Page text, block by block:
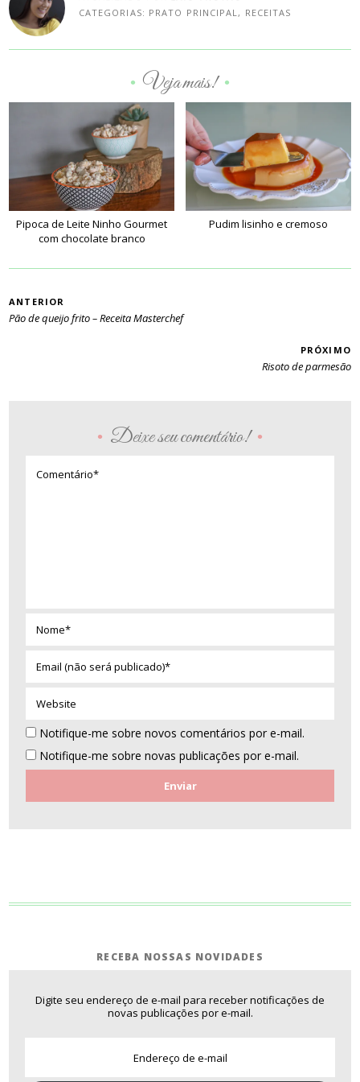
CATEGORIAS: PRATO PRINCIPAL , RECEITAS
• Veja mais! •
Pipoca de Leite Ninho Gourmet
com chocolate branco
Pudim lisinho e cremoso
PAGINAÇÃO
ANTERIOR
Pão de queijo frito – Receita Masterchef
PRÓXIMO
Risoto de parmesão
• Deixe seu comentário! •
(não
publicado)*
Notifique-me sobre novos comentários por e-mail.
Notifique-me sobre novas publicações por e-mail.
RECEBA NOSSAS NOVIDADES
Digite seu endereço de e-mail para receber notificações de
novas publicações por e-mail.